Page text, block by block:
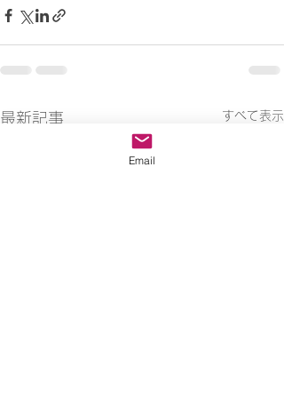
最新記事 すべて表示
Email